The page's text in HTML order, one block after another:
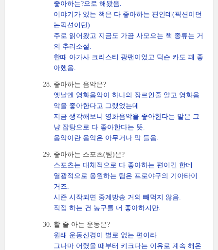
좋아하는?으로 해봤음.
이야기가 있는 책은 다 좋아하는 편인데(픽션이던
논픽션이던)
주로 읽어왔고 지금도 가끔 사모으는 책 종류는 거
의 추리소설.
한때 아가사 크리스티 광팬이었고 딕슨 카도 꽤 좋
아했음.
좋아하는 음악은?
옛날엔 영화음악이 하나의 장르인줄 알고 영화음
악을 좋아한다고 그랬었는데
지금 생각해보니 영화음악을 좋아한다는 말은 그
냥 잡탕으로 다 좋아한다는 뜻.
음악이란 음악은 아무거나 막 들음.
좋아하는 스포츠(팀)은?
스포츠는 대체적으로 다 좋아하는 편이긴 한데
열광적으로 응원하는 팀은 프로야구의 기아타이
거즈.
시즌 시작되면 중계방송 거의 빼먹지 않음.
직접 하는 건 농구를 더 좋아하지만.
할 줄 아는 운동은?
원래 운동신경이 별로 없는 편이라
그나마 어렸을 때부터 키크다는 이유로 계속 해온